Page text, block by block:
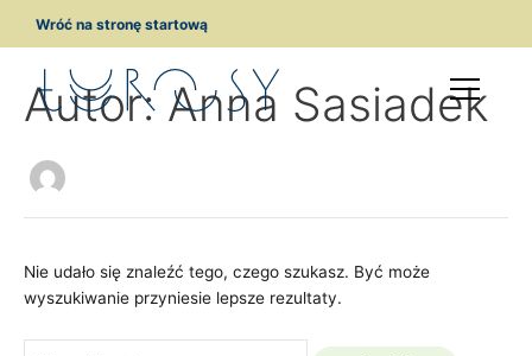
Wróć na stronę startową
Autor: Anna Sasiadek
Nie udało się znaleźć tego, czego szukasz. Być może
wyszukiwanie przyniesie lepsze rezultaty.